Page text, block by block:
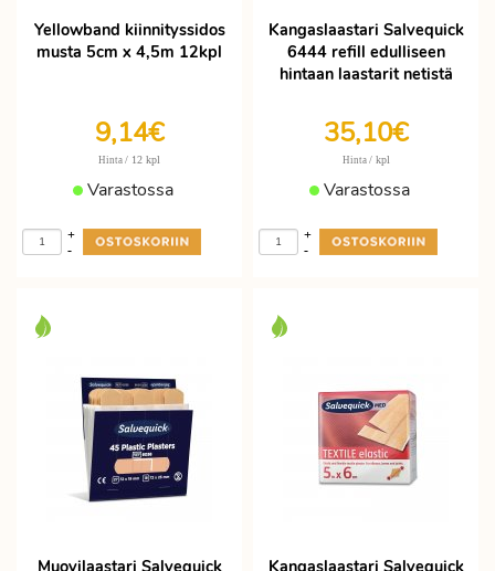
Yellowband kiinnityssidos
musta 5cm x 4,5m 12kpl
9,14€
Hinta / 12 kpl
Varastossa
-
+
Kangaslaastari Salvequick
6444 refill edulliseen
hintaan laastarit netistä
35,10€
Hinta / kpl
Varastossa
-
+
Muovilaastari Salvequick Kangaslaastari Salvequick